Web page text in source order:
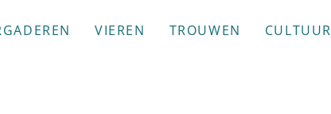
VIEREN TROUWEN CULTUUR